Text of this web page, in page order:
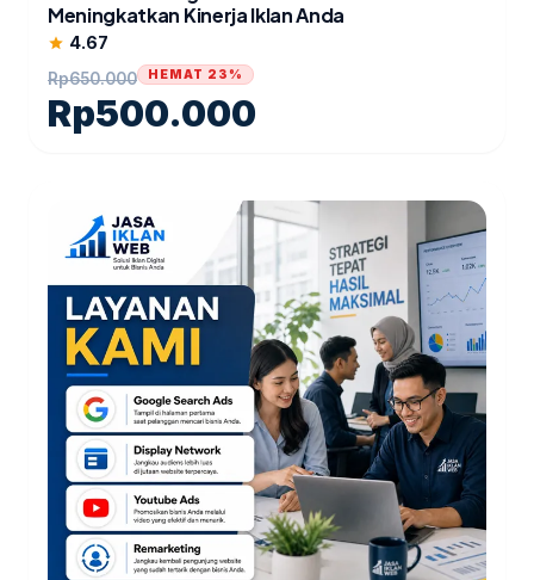
Meningkatkan Kinerja Iklan Anda
star 4.67
Rp650.000
Rp500.000
HEMAT 23%